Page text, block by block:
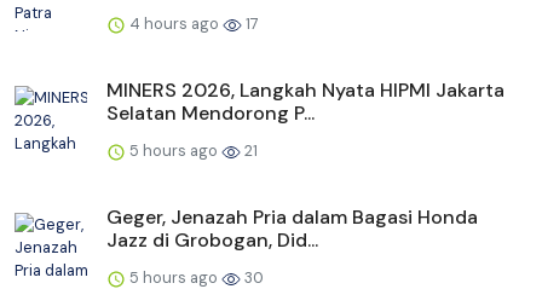
4 hours ago 17
MINERS 2026, Langkah Nyata HIPMI Jakarta
Selatan Mendorong P...
5 hours ago 21
Geger, Jenazah Pria dalam Bagasi Honda
Jazz di Grobogan, Did...
5 hours ago 30